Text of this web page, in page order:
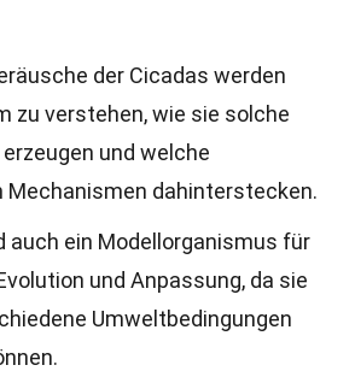
der Cicadas werden
zu verstehen, wie sie solche
und welche
Mechanismen dahinterstecken.
auch ein Modellorganismus für
und Anpassung, da sie
Umweltbedingungen